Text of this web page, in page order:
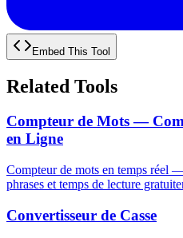
Embed This Tool
Related Tools
Compteur de Mots —
en Ligne
Compteur de mots en temps réel
phrases et temps de lecture
Convertisseur de Casse